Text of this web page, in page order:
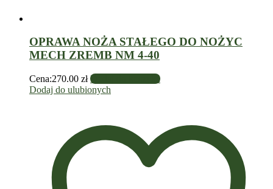
OPRAWA NOŻA STAŁEGO DO NOŻYC
MECH ZREMB NM 4-40
Cena:270.00 zł Dodaj do koszyka
Dodaj do ulubionych